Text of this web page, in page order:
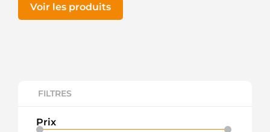
FILTRES
Prix
Voir les produits